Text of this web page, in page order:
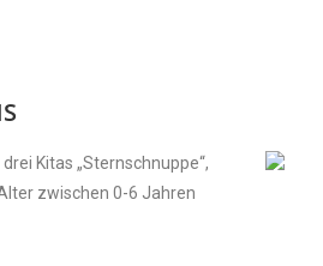
Kitas „Sternschnuppe“,
zwischen 0-6 Jahren